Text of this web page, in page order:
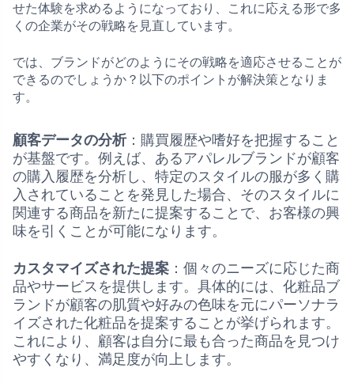
せた体験を求めるようになっており、これに応える形で多
くの企業がその戦略を見直しています。
では、ブランドがどのようにその戦略を適応させることが
できるのでしょうか？以下のポイントが解決策となりま
す。
顧客データの分析：購買履歴や嗜好を把握すること
が基盤です。例えば、あるアパレルブランドが顧客
の購入履歴を分析し、特定のスタイルの服が多く購
入されていることを発見した場合、そのスタイルに
関連する商品を新たに提案することで、お客様の興
味を引くことが可能になります。
カスタマイズされた提案 ：個々のニーズに応じた商
品やサービスを提供します。具体的には、化粧品ブ
ランドが顧客の肌質や好みの色味を元にパーソナラ
イズされた化粧品を提案することが挙げられます。
これにより、顧客は自分に最も合った商品を見つけ
やすくなり、満足度が向上します。